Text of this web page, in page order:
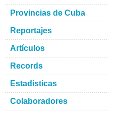
Provincias de Cuba
Reportajes
Artículos
Records
Estadísticas
Colaboradores